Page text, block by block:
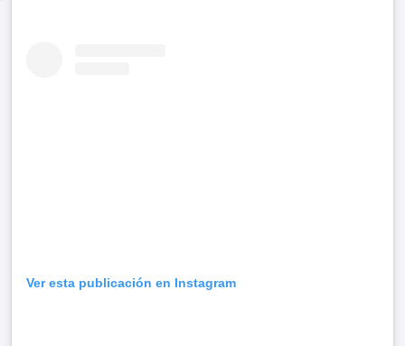
Ver esta publicación en Instagram